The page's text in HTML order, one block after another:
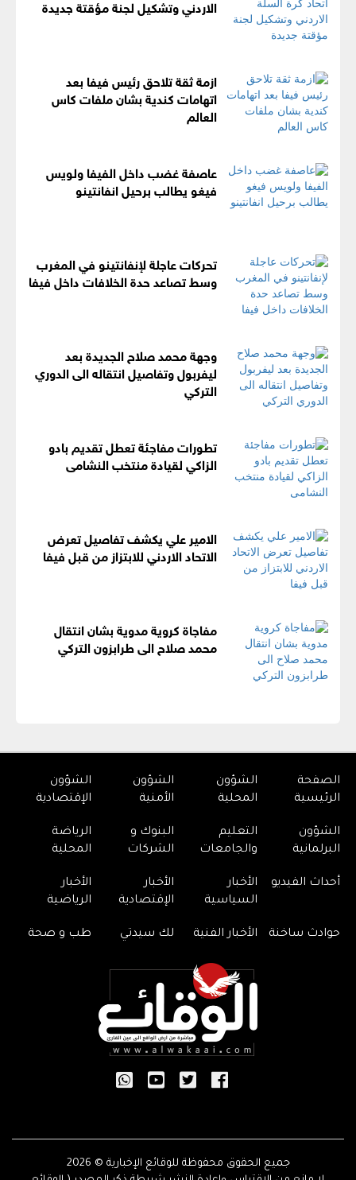
الاردني وتشكيل لجنة مؤقتة جديدة
ازمة ثقة تلاحق رئيس فيفا بعد
اتهامات كندية بشان ملفات كاس
العالم
عاصفة غضب داخل الفيفا ولويس
فيغو يطالب برحيل انفانتينو
تحركات عاجلة لإنفانتينو في المغرب
وسط تصاعد حدة الخلافات داخل فيفا
وجهة محمد صلاح الجديدة بعد
ليفربول وتفاصيل انتقاله الى الدوري
التركي
تطورات مفاجئة تعطل تقديم بادو
الزاكي لقيادة منتخب النشامى
الامير علي يكشف تفاصيل تعرض
الاتحاد الاردني للابتزاز من قبل فيفا
مفاجاة كروية مدوية بشان انتقال
محمد صلاح الى طرابزون التركي
الصفحة
الرئيسية
الشؤون
المحلية
الشؤون
الأمنية
الشؤون
الإقتصادية
الشؤون
البرلمانية
التعليم
والجامعات
البنوك و
الشركات
الرياضة
المحلية
أحداث الفيديو
الأخبار
السياسية
الأخبار
الإقتصادية
الأخبار
الرياضية
حوادث ساخنة الأخبار الفنية لك سيدتي طب و صحة
جميع الحقوق محفوظة للوقائع الإخبارية © 2026